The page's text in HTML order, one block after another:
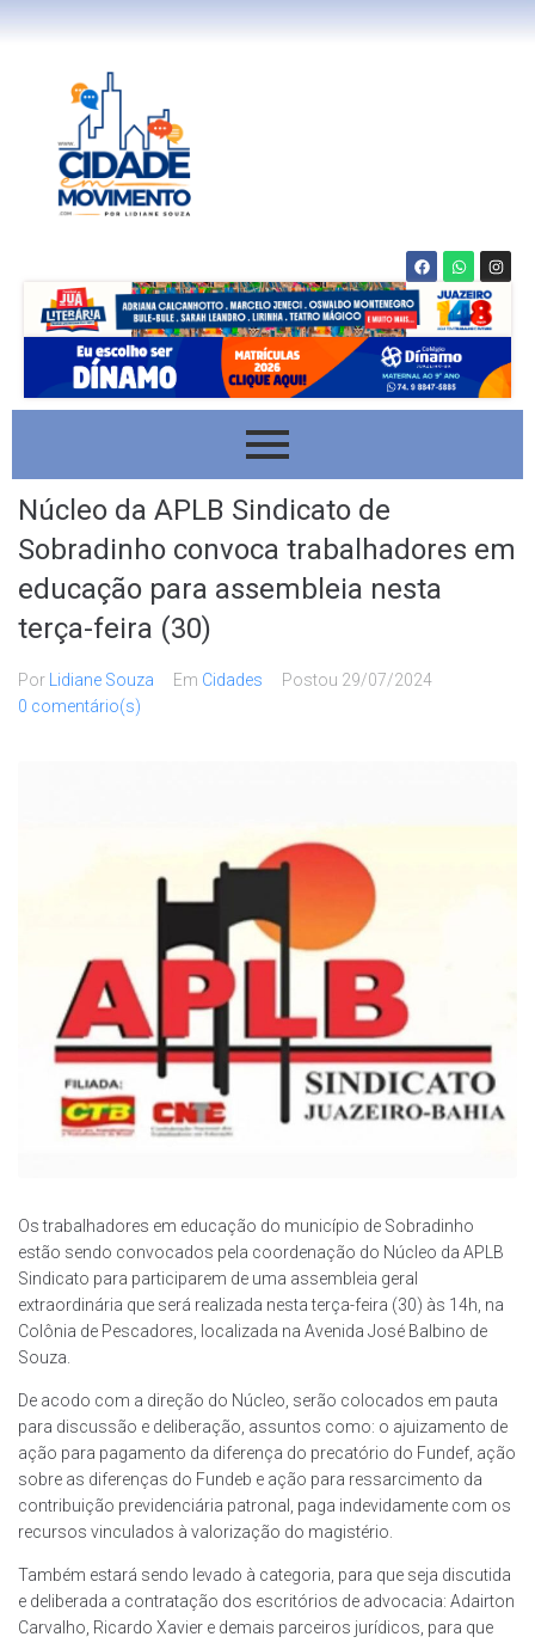
Núcleo da APLB Sindicato de
Sobradinho convoca trabalhadores em
educação para assembleia nesta
terça-feira (30)
Por Lidiane Souza Em Cidades Postou 29/07/2024
0 comentário(s)
Os trabalhadores em educação do município de Sobradinho
estão sendo convocados pela coordenação do Núcleo da APLB
Sindicato para participarem de uma assembleia geral
extraordinária que será realizada nesta terça-feira (30) às 14h, na
Colônia de Pescadores, localizada na Avenida José Balbino de
Souza.
De acodo com a direção do Núcleo, serão colocados em pauta
para discussão e deliberação, assuntos como: o ajuizamento de
ação para pagamento da diferença do precatório do Fundef, ação
sobre as diferenças do Fundeb e ação para ressarcimento da
contribuição previdenciária patronal, paga indevidamente com os
recursos vinculados à valorização do magistério.
Também estará sendo levado à categoria, para que seja discutida
e deliberada a contratação dos escritórios de advocacia: Adairton
Carvalho, Ricardo Xavier e demais parceiros jurídicos, para que